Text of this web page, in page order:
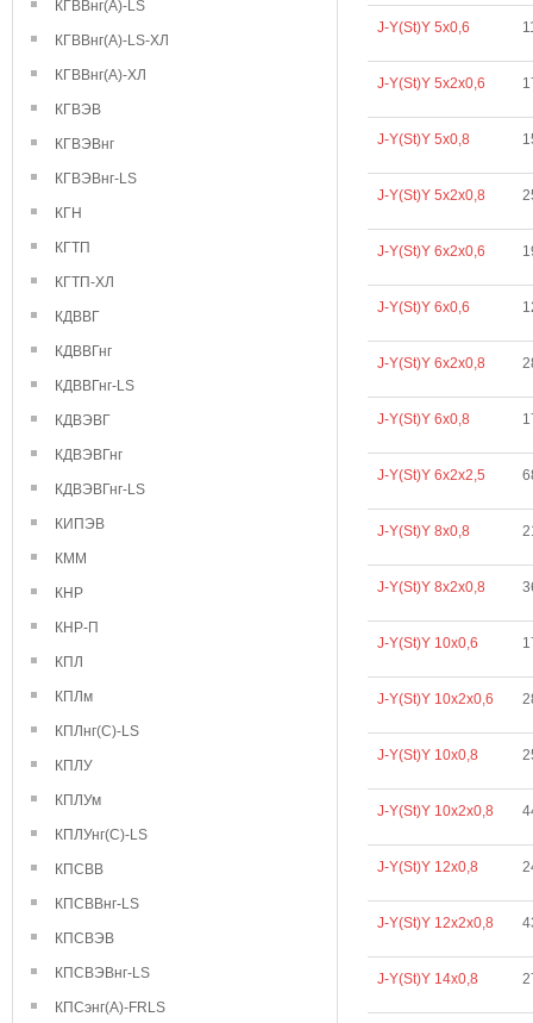
КГВВнг(А)-LS
КГВВнг(А)-LS-ХЛ
КГВВнг(А)-ХЛ
КГВЭВ
КГВЭВнг
КГВЭВнг-LS
КГН
КГТП
КГТП-ХЛ
КДВВГ
КДВВГнг
КДВВГнг-LS
КДВЭВГ
КДВЭВГнг
КДВЭВГнг-LS
КИПЭВ
КММ
КНР
КНР-П
КПЛ
КПЛм
КПЛнг(С)-LS
КПЛУ
КПЛУм
КПЛУнг(С)-LS
КПСВВ
КПСВВнг-LS
КПСВЭВ
КПСВЭВнг-LS
КПСэнг(А)-FRLS
J-Y(St)Y 5х0,6
J-Y(St)Y 5х2х0,6
J-Y(St)Y 5х0,8
J-Y(St)Y 5х2х0,8
J-Y(St)Y 6х2х0,6
J-Y(St)Y 6х0,6
J-Y(St)Y 6х2х0,8
J-Y(St)Y 6х0,8
J-Y(St)Y 6х2х2,5
J-Y(St)Y 8х0,8
J-Y(St)Y 8х2х0,8
J-Y(St)Y 10х0,6
J-Y(St)Y 10х2х0,6
J-Y(St)Y 10х0,8
J-Y(St)Y 10х2х0,8
J-Y(St)Y 12х0,8
J-Y(St)Y 12х2х0,8
J-Y(St)Y 14х0,8